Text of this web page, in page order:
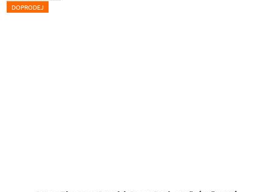
DOPRODEJ